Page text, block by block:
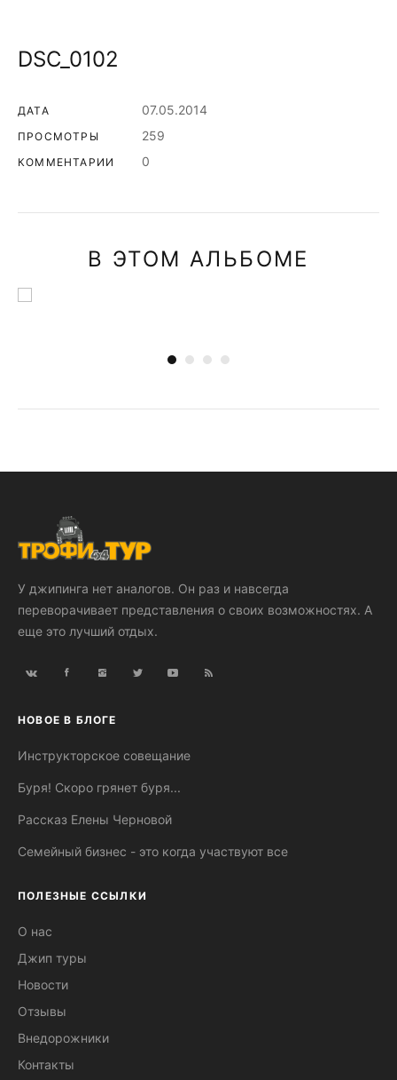
DSC_0102
ДАТА 07.05.2014
ПРОСМОТРЫ 259
КОММЕНТАРИИ 0
В ЭТОМ АЛЬБОМЕ
У джипинга нет аналогов. Он раз и навсегда
переворачивает представления о своих возможностях. А
еще это лучший отдых.
НОВОЕ В БЛОГЕ
Инструкторское совещание
Буря! Скоро грянет буря...
Рассказ Елены Черновой
Семейный бизнес - это когда участвуют все
ПОЛЕЗНЫЕ ССЫЛКИ
О нас
Джип туры
Новости
Отзывы
Внедорожники
Контакты